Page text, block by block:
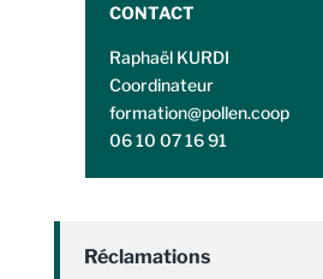
CONTACT
Raphaël KURDI
Coordinateur
formation@pollen.coop
06 10 07 16 91
Réclamations